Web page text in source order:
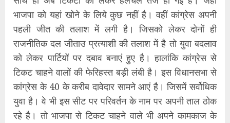
भाजपा को यहां खोने के लिये कुछ नहीं है। वहीं कांग्रेस अपनी
पहली जीत की तलाश में लगी है। जिसको लेकर दोनों ही
राजनीतिक दल जीताउ प्रत्याशी की तलाश में है तो युवा बदलाव
को लेकर पार्टियों पर दबाव बनाएं हुए है। हालांकि कांग्रेस से
टिकट चाहने वालों की फेरिहस्त बड़ी लंबी है। इस विधानसभा से
कांग्रेस के 40 के करीब दावेदार सामने आएं है। जिसमें सर्वोधिक
युवा है। वे भी इस सीट पर परिवर्तन के नाम पर अपनी ताल ठोक
रहे है। तो भाजपा से टिकट चाहने वाले भी अपने कामकाज के